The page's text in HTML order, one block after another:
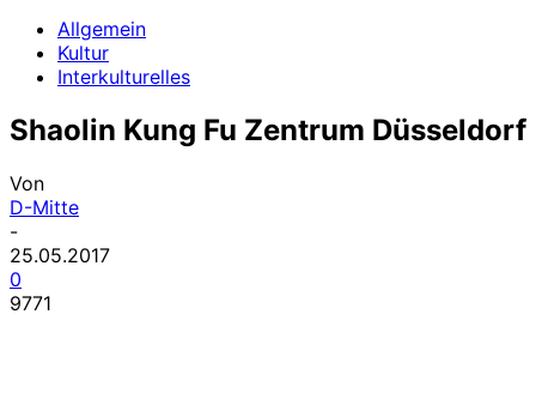
Allgemein
Kultur
Interkulturelles
Shaolin Kung Fu Zentrum Düsseldorf
Von
D-Mitte
-
25.05.2017
0
9771